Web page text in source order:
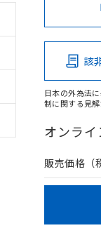
該
日本の外為法
制に関する見解
オンライ
販売価格（